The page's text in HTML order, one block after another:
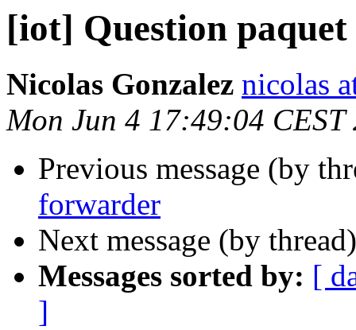
[iot] Question
Nicolas Gonzalez nicolas
Mon Jun 4 17:49:04 CEST
Previous message (by
forwarder
Next message (by
Messages sorted by: [
]